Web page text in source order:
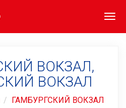
ВОКЗАЛ,
ВОКЗАЛ
ГАМБУРГСКИЙ ВОКЗАЛ